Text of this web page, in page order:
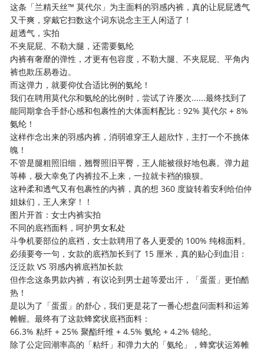
这条「兰精天丝™ 莫代尔」为主面料的羽感内裤，真的让屁屁透气
又干爽，穿戴它扫数这个词东说念主王人闲适了！
超透气，实拍
不夹屁屁、不勒大腿，还需要氨纶
内裤有奢靡的弹性，才更有包容度，不勒大腿、不夹屁屁、平角内
裤也欺压易卷边。
而这弹力，就要仰仗合适比例的氨纶！
我们在聘用莫代尔和氨纶的比例时，尝试了许屡次......最终找到了
能同期拿合手舒心感和包裹性的大体面料配比：92% 莫代尔 + 8%
氨纶！
这样作念出来的羽感内裤，消弱谁穿王人超欣忭，主打一个不挑体
魄！
不管是腿粗照旧细，翘臀照旧平臀，王人能被很好地包裹。弹力超
等棒，极大幸免了内裤拉不上来，一拉就卡裆的狼狈。
这种柔和透气又有包裹性的内裤，真的想 360 度旋转着安利给伯仲
姐妹们，王人来穿！！
图片开首：女士内裤实拍
不同的底裆面料，呵护男女私处
斗争机要部位的底裆，女士款聘用了各人更爱的 100% 纯棉面料。
必须要夸一句，女款的底裆加长到了 15 厘米，真的贴心到血泪：
泛泛款 VS 羽感内裤底裆加长款
但作念这条男款内裤，有议论到男士超等爱出汗，「蛋蛋」更怕酷
热！
是以为了「蛋蛋」的舒心，我们更是花了一番心想盘问面料和运筹
帷幄。最终有了这款蜂窝状底裆面料：
66.3% 粘纤 + 25% 聚酯纤维 + 4.5% 氨纶 + 4.2% 锦纶。
除了公定回潮率高的「粘纤」和弹力大的「氨纶」，蜂窝状运筹帷